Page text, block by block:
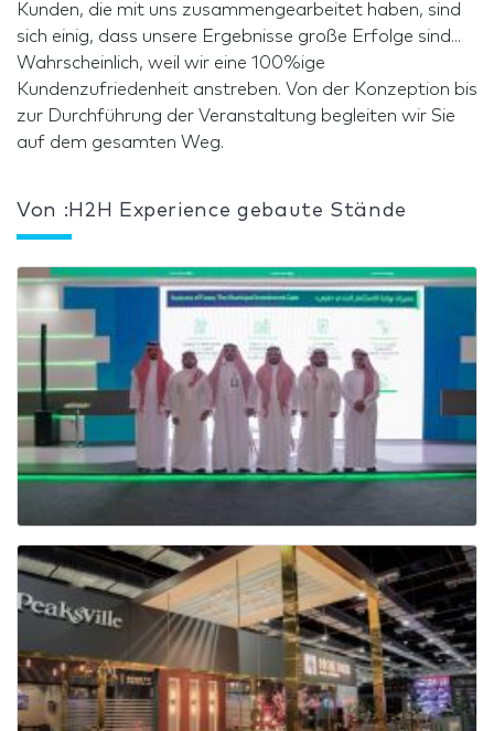
Kunden, die mit uns zusammengearbeitet haben, sind
sich einig, dass unsere Ergebnisse große Erfolge sind...
Wahrscheinlich, weil wir eine 100%ige
Kundenzufriedenheit anstreben. Von der Konzeption bis
zur Durchführung der Veranstaltung begleiten wir Sie
auf dem gesamten Weg.
Von :H2H Experience gebaute Stände